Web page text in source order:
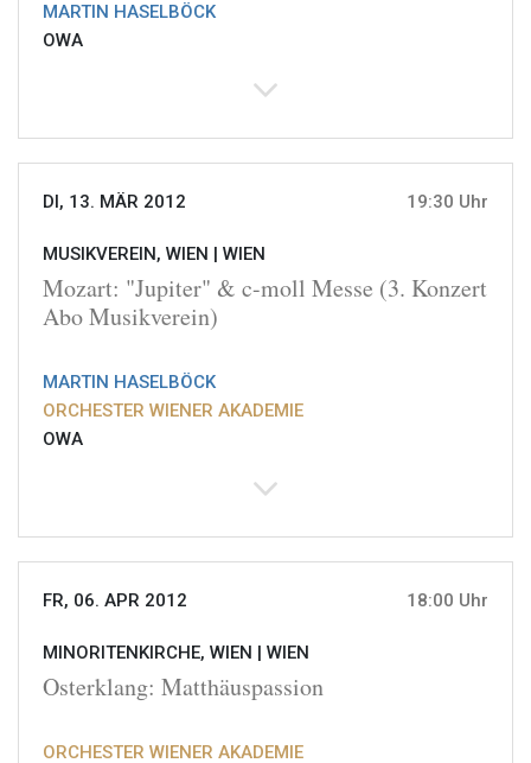
MARTIN HASELBÖCK
OWA
DI, 13. MÄR 2012 19:30 Uhr
MUSIKVEREIN, WIEN | WIEN
Mozart: "Jupiter" & c-moll Messe (3. Konzert
Abo Musikverein)
MARTIN HASELBÖCK
ORCHESTER WIENER AKADEMIE
OWA
FR, 06. APR 2012 18:00 Uhr
MINORITENKIRCHE, WIEN | WIEN
Osterklang: Matthäuspassion
ORCHESTER WIENER AKADEMIE